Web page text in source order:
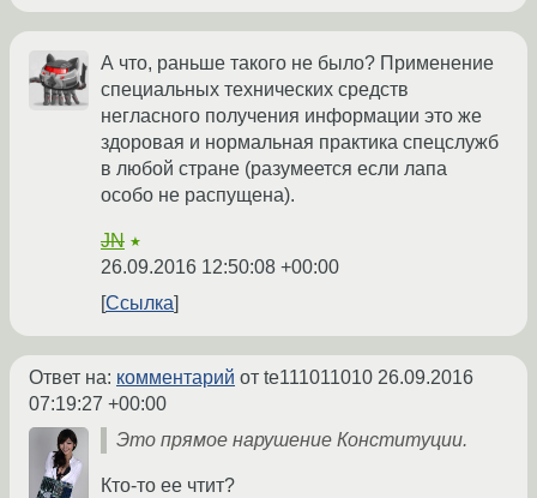
А что, раньше такого не было? Применение
специальных технических средств
негласного получения информации это же
здоровая и нормальная практика спецслужб
в любой стране (разумеется если лапа
особо не распущена).
JN ★
26.09.2016 12:50:08 +00:00
Ссылка
Ответ на: комментарий от te111011010 26.09.2016
07:19:27 +00:00
Это прямое нарушение Конституции.
Кто-то ее чтит?